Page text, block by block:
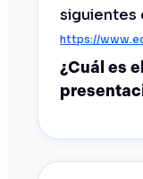
¿Cuál es
siguientes
https://